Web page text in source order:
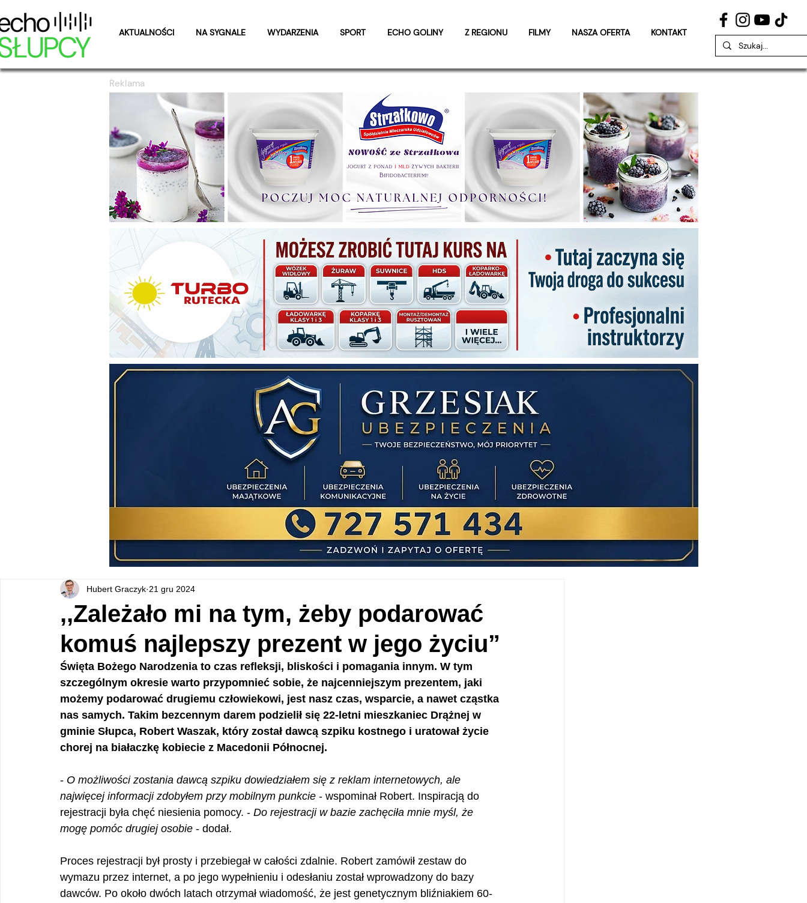
AKTUALNOŚCI NA SYGNALE WYDARZENIA SPORT ECHO GOLINY Z REGIONU FILMY NASZA OFERTA KONTAKT
Reklama
,,Zależało mi na tym, żeby podarować
komuś najlepszy prezent w jego życiu”
Hubert Graczyk 21 gru 2024
Święta Bożego Narodzenia to czas refleksji, bliskości i pomagania innym. W tym
szczególnym okresie warto przypomnieć sobie, że najcenniejszym prezentem, jaki
możemy podarować drugiemu człowiekowi, jest nasz czas, wsparcie, a nawet cząstka
nas samych. Takim bezcennym darem podzielił się 22-letni mieszkaniec Drążnej w
gminie Słupca, Robert Waszak, który został dawcą szpiku kostnego i uratował życie
chorej na białaczkę kobiecie z Macedonii Północnej.
- O możliwości zostania dawcą szpiku dowiedziałem się z reklam internetowych, ale
najwięcej informacji zdobyłem przy mobilnym punkcie - wspominał Robert. Inspiracją do
rejestracji była chęć niesienia pomocy. - Do rejestracji w bazie zachęciła mnie myśl, że
mogę pomóc drugiej osobie - dodał.
Proces rejestracji był prosty i przebiegał w całości zdalnie. Robert zamówił zestaw do
wymazu przez internet, a po jego wypełnieniu i odesłaniu został wprowadzony do bazy
dawców. Po około dwóch latach otrzymał wiadomość, że jest genetycznym bliźniakiem 60-